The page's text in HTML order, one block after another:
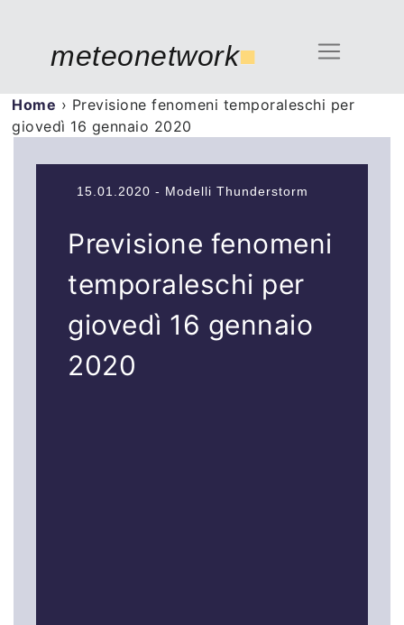
meteonetwork■
Home › Previsione fenomeni temporaleschi per
giovedì 16 gennaio 2020
15.01.2020 - Modelli Thunderstorm
Previsione fenomeni
temporaleschi per
giovedì 16 gennaio
2020